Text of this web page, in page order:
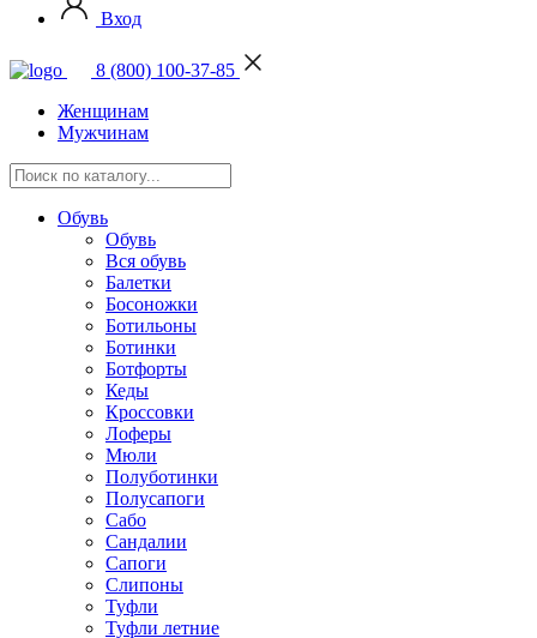
Вход
8 (800) 100-37-85
Женщинам
Мужчинам
Обувь
Обувь
Вся обувь
Балетки
Босоножки
Ботильоны
Ботинки
Ботфорты
Кеды
Кроссовки
Лоферы
Мюли
Полуботинки
Полусапоги
Сабо
Сандалии
Сапоги
Слипоны
Туфли
Туфли летние